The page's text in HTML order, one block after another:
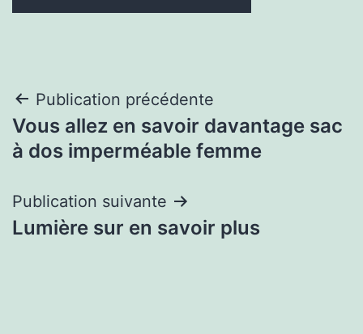
Navigation
de
Publication précédente
Vous allez en savoir davantage sac
à dos imperméable femme
Publication suivante
Lumière sur en savoir plus